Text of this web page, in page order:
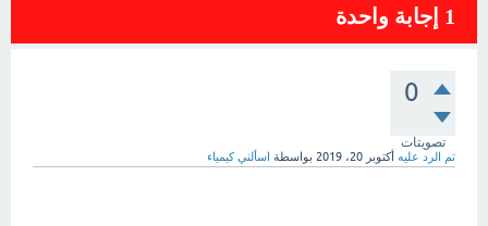
1 إجابة واحدة
0
تصويتات
تم الرد عليه أكتوبر 20، 2019 بواسطة اسألني كيمياء